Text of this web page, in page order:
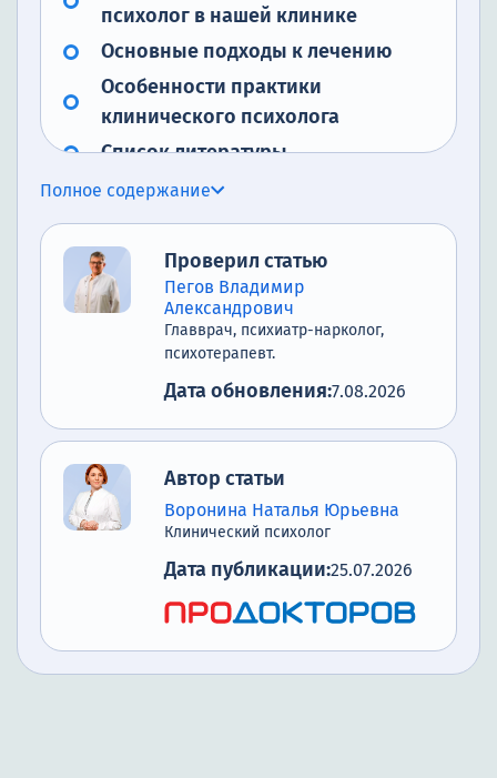
психолог в нашей клинике
Основные подходы к лечению
Особенности практики
клинического психолога
Список литературы
Полное содержание
Проверил статью
Пегов Владимир
Александрович
Главврач, психиатр-нарколог,
психотерапевт.
Дата обновления:7.08.2026
Автор статьи
Воронина Наталья Юрьевна
Клинический психолог
Дата публикации:25.07.2026